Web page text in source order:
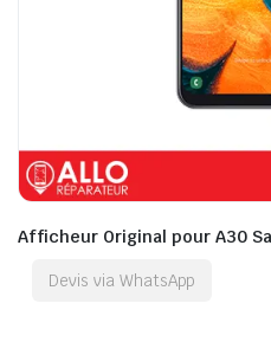
Afficheur Original pour A30
Devis via WhatsApp